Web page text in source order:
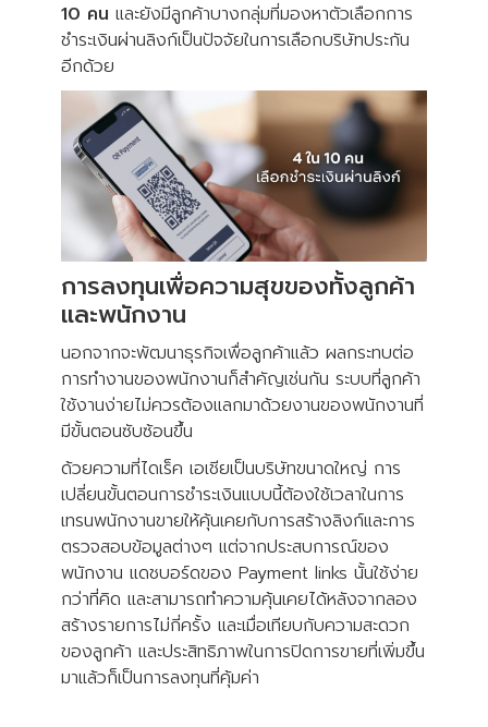
10 คน และยังมีลูกค้าบางกลุ่มที่มองหาตัวเลือกการ
ชำระเงินผ่านลิงก์เป็นปัจจัยในการเลือกบริษัทประกัน
อีกด้วย
การลงทุนเพื่อความสุขของทั้งลูกค้า
และพนักงาน
นอกจากจะพัฒนาธุรกิจเพื่อลูกค้าแล้ว ผลกระทบต่อ
การทำงานของพนักงานก็สำคัญเช่นกัน ระบบที่ลูกค้า
ใช้งานง่ายไม่ควรต้องแลกมาด้วยงานของพนักงานที่
มีขั้นตอนซับซ้อนขึ้น
ด้วยความที่ไดเร็ค เอเชียเป็นบริษัทขนาดใหญ่ การ
เปลี่ยนขั้นตอนการชำระเงินแบบนี้ต้องใช้เวลาในการ
เทรนพนักงานขายให้คุ้นเคยกับการสร้างลิงก์และการ
ตรวจสอบข้อมูลต่างๆ แต่จากประสบการณ์ของ
พนักงาน แดชบอร์ดของ Payment links นั้นใช้ง่าย
กว่าที่คิด และสามารถทำความคุ้นเคยได้หลังจากลอง
สร้างรายการไม่กี่ครั้ง และเมื่อเทียบกับความสะดวก
ของลูกค้า และประสิทธิภาพในการปิดการขายที่เพิ่มขึ้น
มาแล้วก็เป็นการลงทุนที่คุ้มค่า